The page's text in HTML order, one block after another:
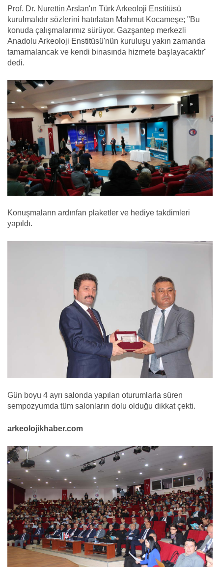
Prof. Dr. Nurettin Arslan'ın Türk Arkeoloji Enstitüsü
kurulmalıdır sözlerini hatırlatan Mahmut Kocameşe; "Bu
konuda çalışmalarımız sürüyor. Gazşantep merkezli
Anadolu Arkeoloji Enstitüsü'nün kuruluşu yakın zamanda
tamamalancak ve kendi binasında hizmete başlayacaktır"
dedi.
Konuşmaların ardınfan plaketler ve hediye takdimleri
yapıldı.
Gün boyu 4 ayrı salonda yapılan oturumlarla süren
sempozyumda tüm salonların dolu olduğu dikkat çekti.
arkeolojikhaber.com